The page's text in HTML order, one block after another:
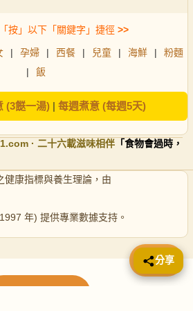
按」以下「關鍵字」捷徑 >>
| 孕婦 | 西餐 | 兒童 | 海鮮 |
粉麵
|
飯
(3餸一湯)| 每週煮意 (每週5天)
.com · 二十六載滋味相伴 「食物會過時，
健康指標與養生理論，由
年) 提供專業數據支持。
📤 分享
分享